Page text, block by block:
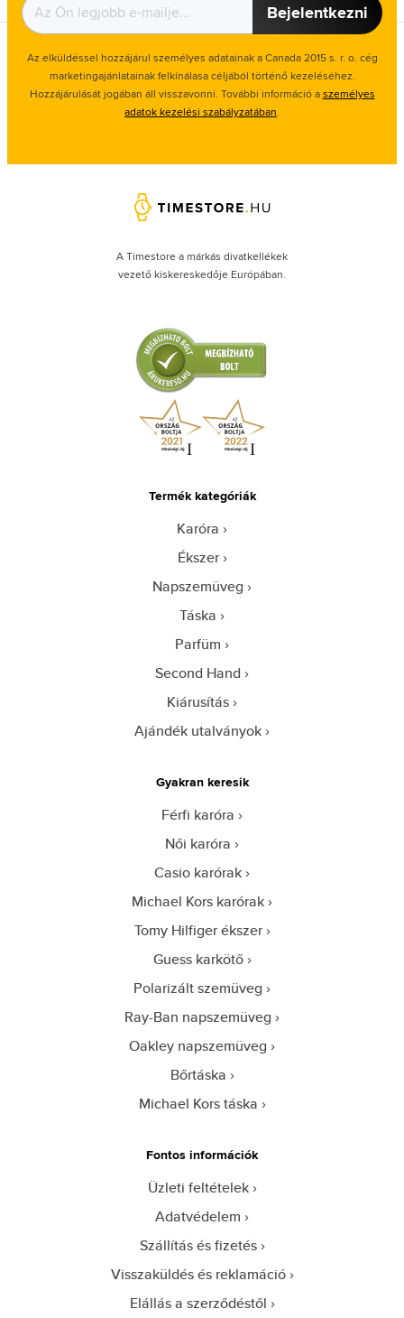
Bejelentkezni
Az elküldéssel hozzájárul személyes adatainak a Canada 2015 s. r. o. cég
marketingajánlatainak felkínálasa céljából történő kezeléséhez.
Hozzájárulását jogában áll visszavonni. További információ aszemélyes
adatok kezelési szabályzatában.
A Timestore a márkás divatkellékek
vezető kiskereskedője Európában.
Termék kategóriák
Karóra
Ékszer
Napszemüveg
Táska
Parfüm
Second Hand
Kiárusítás
Ajándék utalványok
Gyakran keresik
Férfi karóra
Női karóra
Casio karórak
Michael Kors karórak
Tomy Hilfiger ékszer
Guess karkötő
Polarizált szemüveg
Ray-Ban napszemüveg
Oakley napszemüveg
Bőrtáska
Michael Kors táska
Fontos információk
Üzleti feltételek
Adatvédelem
Szállítás és fizetés
Visszaküldés és reklamáció
Elállás a szerződéstől